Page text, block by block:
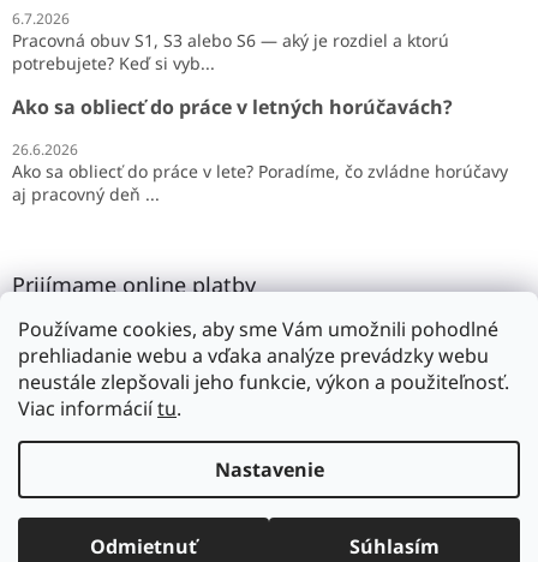
Používame cookies, aby sme Vám umožnili pohodlné
prehliadanie webu a vďaka analýze prevádzky webu
neustále zlepšovali jeho funkcie, výkon a použiteľnosť.
Viac informáciítu.
Nastavenie
Odmietnuť Súhlasím
6.7.2026
Pracovná obuv S1, S3 alebo S6 — aký je rozdiel a ktorú
potrebujete? Keď si vyb...
Ako sa obliecť do práce v letných horúčavách?
26.6.2026
Ako sa obliecť do práce v lete? Poradíme, čo zvládne horúčavy
aj pracovný deň ...
Prijímame online platby
Copyright 2026SILMAR. Všetky práva vyhradené.Upraviť
nastavenie cookies